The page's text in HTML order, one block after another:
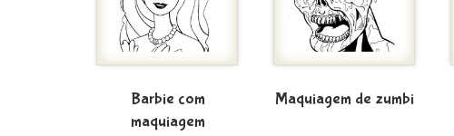
Barbie com
maquiagem
Maquiagem de zumbi